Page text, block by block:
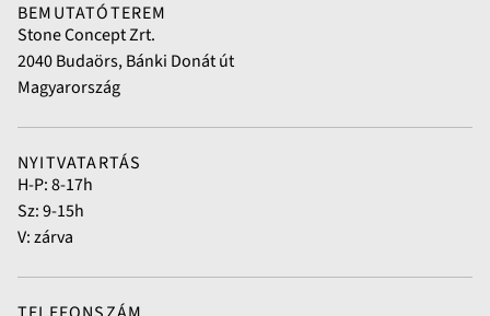
NYITVATARTÁS
H-P: 8-17h
Sz: 9-15h
V: zárva
BEMUTATÓTEREM
Stone Concept Zrt.
2040 Budaörs, Bánki Donát út
Magyarország